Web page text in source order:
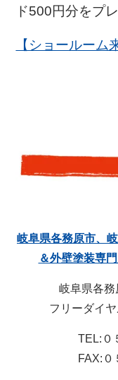
ド500円分をプ
【ショールーム
岐阜県各務原市、
＆外壁塗装専
岐阜県各務
フリーダイ
TEL:０
FAX:０